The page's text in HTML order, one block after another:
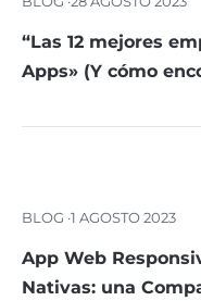
“Las 12 mejores
Apps» (Y cómo
BLOG ·1 AGOSTO 2023
App Web
Nativas: una